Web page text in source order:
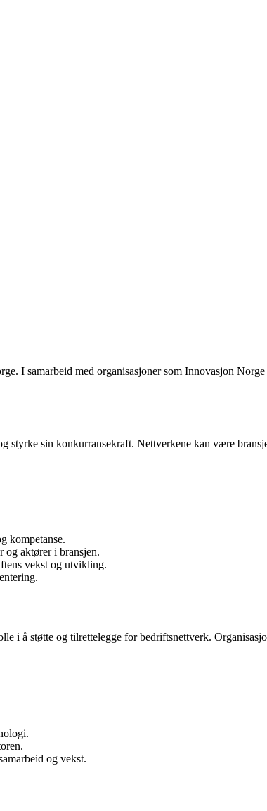
I samarbeid med organisasjoner som Innovasjon
styrke sin konkurransekraft. Nettverkene kan være
kompetanse.
og aktører i bransjen.
vekst og utvikling.
i å støtte og tilrettelegge for bedriftsnettverk.
og vekst.